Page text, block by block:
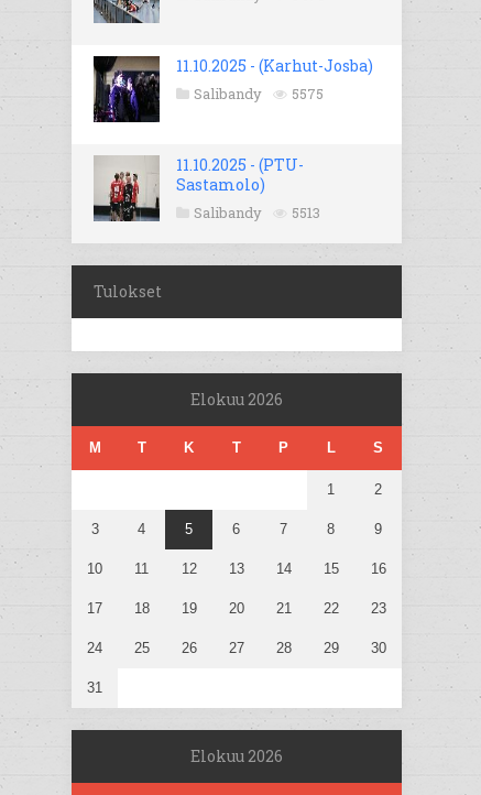
11.10.2025 - (Karhut-Josba)
Salibandy 5575
11.10.2025 - (PTU-
Sastamolo)
Salibandy 5513
Tulokset
Elokuu 2026
M T K T P L S
1 2
3 4 5 6 7 8 9
10 11 12 13 14 15 16
17 18 19 20 21 22 23
24 25 26 27 28 29 30
31
Elokuu 2026